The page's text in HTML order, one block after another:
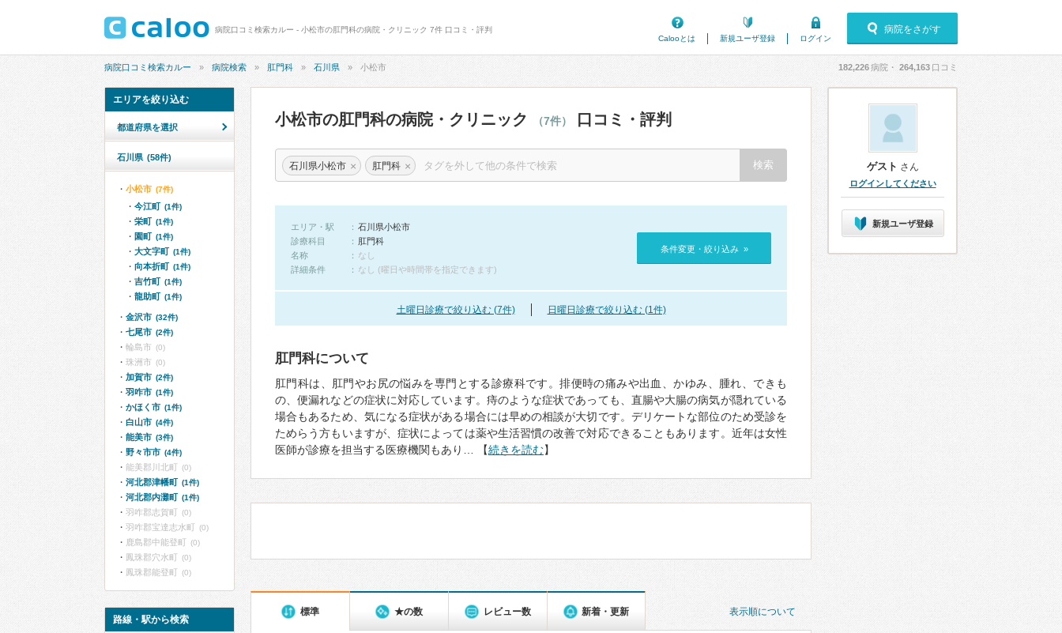
病院口コミ検索カルー - 小松市の肛門科の病院・クリニック 7件 口コミ・評判
Calooとは
新規ユーザ登録 ログイン
病院をさがす
病院口コミ検索カルー 病院検索 肛門科 石川県 小松市 182,226病院・ 264,163 口コミ
小松市の肛門科の病院・クリニック （7件） 口コミ・評判
石川県小松市 × 肛門科 ×
エリア・駅
石川県小松市
診療科目
肛門科
名称
なし
詳細条件
なし (曜日や時間帯を指定できます)
条件変更・絞り込み »
土曜日診療で絞り込む (7件) 日曜日診療で絞り込む (1件)
肛門科について
肛門科は、肛門やお尻の悩みを専門とする診療科です。排便時の痛みや出血、かゆみ、腫れ、できも
の、便漏れなどの症状に対応しています。痔のような症状であっても、直腸や大腸の病気が隠れている
場合もあるため、気になる症状がある場合には早めの相談が大切です。デリケートな部位のため受診を
ためらう方もいますが、症状によっては薬や生活習慣の改善で対応できることもあります。近年は女性
医師が診療を担当する医療機関もあり… 【続きを読む】
表示順について
標準 ★の数 レビュー数 新着・更新
エリアを絞り込む
都道府県を選択
石川県 (58件)
小松市 (7件)
今江町 (1件)
栄町 (1件)
園町 (1件)
大文字町 (1件)
向本折町 (1件)
吉竹町 (1件)
龍助町 (1件)
金沢市 (32件)
七尾市 (2件)
輪島市 (0)
珠洲市 (0)
加賀市 (2件)
羽咋市 (1件)
かほく市 (1件)
白山市 (4件)
能美市 (3件)
野々市市 (4件)
能美郡川北町 (0)
河北郡津幡町 (1件)
河北郡内灘町 (1件)
羽咋郡志賀町 (0)
羽咋郡宝達志水町 (0)
鹿島郡中能登町 (0)
鳳珠郡穴水町 (0)
鳳珠郡能登町 (0)
路線・駅から検索
ゲスト さん
ログインしてください
新規ユーザ登録